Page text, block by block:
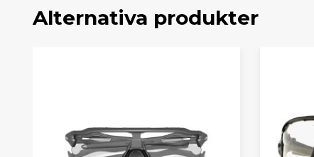
Alternativa produkter